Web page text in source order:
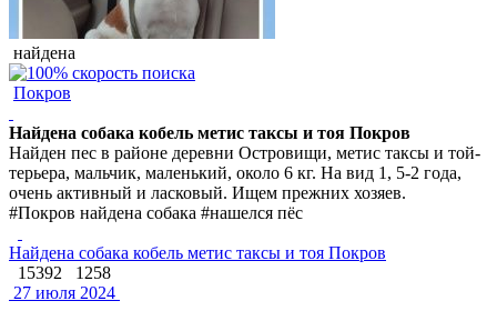
найдена
Покров
Найдена собака кобель метис таксы и тоя Покров
Найден пес в районе деревни Островищи, метис таксы и той-
терьера, мальчик, маленький, около 6 кг. На вид 1, 5-2 года,
очень активный и ласковый. Ищем прежних хозяев.
#Покров найдена собака #нашелся пёс
Найдена собака кобель метис таксы и тоя Покров
15392
1258
27 июля 2024